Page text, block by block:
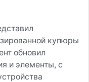
купюры
обновил
и элементы, с